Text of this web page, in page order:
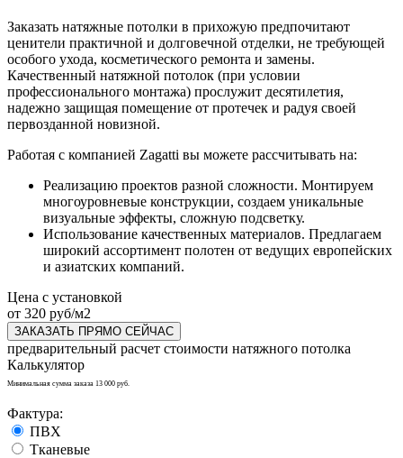
Заказать натяжные потолки в прихожую предпочитают
ценители практичной и долговечной отделки, не требующей
особого ухода, косметического ремонта и замены.
Качественный натяжной потолок (при условии
профессионального монтажа) прослужит десятилетия,
надежно защищая помещение от протечек и радуя своей
первозданной новизной.
Работая с компанией Zagatti вы можете рассчитывать на:
Реализацию проектов разной сложности. Монтируем
многоуровневые конструкции, создаем уникальные
визуальные эффекты, сложную подсветку.
Использование качественных материалов. Предлагаем
широкий ассортимент полотен от ведущих европейских
и азиатских компаний.
Цена с установкой
от 320 руб/м2
ЗАКАЗАТЬ ПРЯМО СЕЙЧАС
предварительный расчет стоимости натяжного потолка
Калькулятор
Минимальная сумма заказа 13 000 руб.
Фактура:
ПВХ
Тканевые